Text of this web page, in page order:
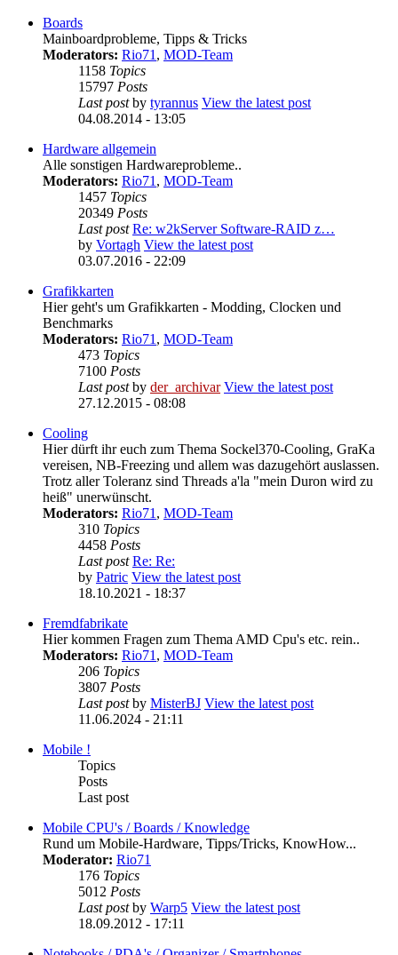
Boards
Mainboardprobleme, Tipps & Tricks
Moderators: Rio71, MOD-Team
1158 Topics
15797 Posts
Last postby tyrannus View the latest post
04.08.2014 - 13:05
Hardware allgemein
Alle sonstigen Hardwareprobleme..
Moderators: Rio71, MOD-Team
1457 Topics
20349 Posts
Last post Re: w2kServer Software-RAID z…
by Vortagh View the latest post
03.07.2016 - 22:09
Grafikkarten
Hier geht's um Grafikkarten - Modding, Clocken und
Benchmarks
Moderators: Rio71, MOD-Team
473 Topics
7100 Posts
Last postby der_archivar View the latest post
27.12.2015 - 08:08
Cooling
Hier dürft ihr euch zum Thema Sockel370-Cooling, GraKa
vereisen, NB-Freezing und allem was dazugehört auslassen.
Trotz aller Toleranz sind Threads a'la "mein Duron wird zu
heiß" unerwünscht.
Moderators: Rio71, MOD-Team
310 Topics
4458 Posts
Last post Re: Re:
by Patric View the latest post
18.10.2021 - 18:37
Fremdfabrikate
Hier kommen Fragen zum Thema AMD Cpu's etc. rein..
Moderators: Rio71, MOD-Team
206 Topics
3807 Posts
Last postby MisterBJ View the latest post
11.06.2024 - 21:11
Mobile !
Topics
Posts
Last post
Mobile CPU's / Boards / Knowledge
Rund um Mobile-Hardware, Tipps/Tricks, KnowHow...
Moderator: Rio71
176 Topics
5012 Posts
Last postby Warp5 View the latest post
18.09.2012 - 17:11